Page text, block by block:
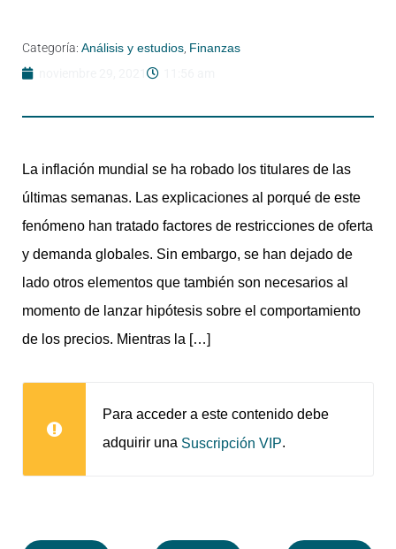
Categoría: Análisis y estudios, Finanzas
La inflación mundial se ha robado los titulares de las
últimas semanas. Las explicaciones al porqué de este
fenómeno han tratado factores de restricciones de oferta
y demanda globales. Sin embargo, se han dejado de
lado otros elementos que también son necesarios al
momento de lanzar hipótesis sobre el comportamiento
de los precios. Mientras la […]
Para acceder a este contenido debe
adquirir una Suscripción VIP.